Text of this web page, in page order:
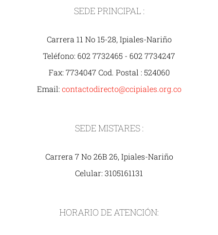
SEDE PRINCIPAL :
Carrera 11 No 15-28, Ipiales-Nariño
Teléfono: 602 7732465 - 602 7734247
Fax: 7734047 Cod. Postal : 524060
Email: contactodirecto@ccipiales.org.co
SEDE MISTARES :
Carrera 7 No 26B 26, Ipiales-Nariño
Celular: 3105161131
HORARIO DE ATENCIÓN: